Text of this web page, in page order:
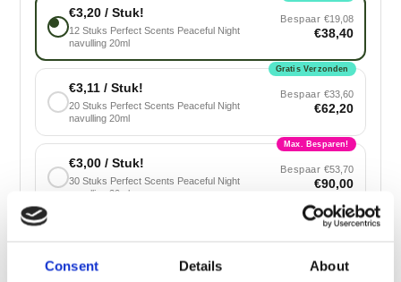
Consent Details About
€3,20 / Stuk!
12 Stuks Perfect Scents Peaceful Night
navulling 20ml
Bespaar €19,08
€38,40
Gratis Verzonden
€3,11 / Stuk!
20 Stuks Perfect Scents Peaceful Night
navulling 20ml
Bespaar €33,60
€62,20
Max. Besparen!
€3,00 / Stuk!
30 Stuks Perfect Scents Peaceful Night
navulling 20ml
Bespaar €53,70
€90,00